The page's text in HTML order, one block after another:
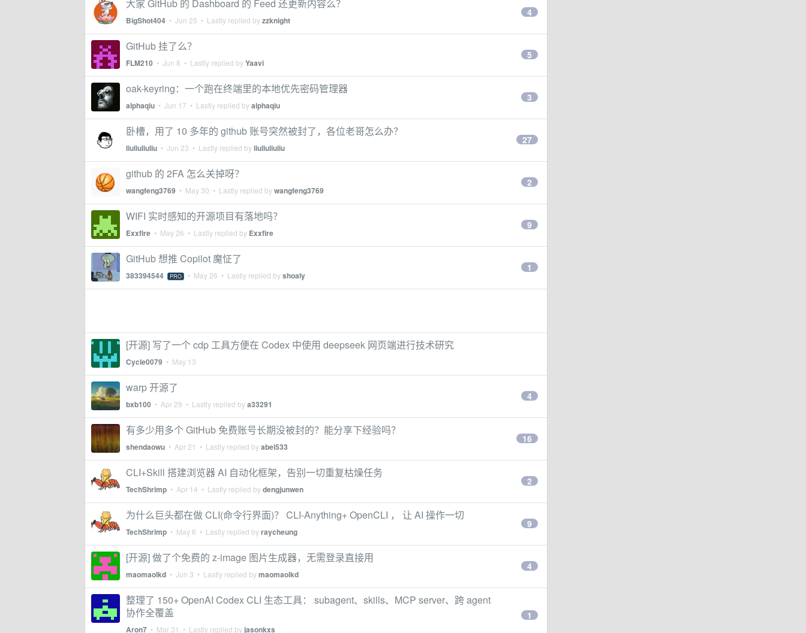
大家 GitHub 的 Dashboard 的 Feed 还更新内容么？
BigShot404 • Jun 25 • Lastly replied byzzknight
4
GitHub 挂了么？
FLM210 • Jun 8 • Lastly replied byYaavi
5
oak-keyring：一个跑在终端里的本地优先密码管理器
alphaqiu • Jun 17 • Lastly replied byalphaqiu
3
卧槽，用了 10 多年的 github 账号突然被封了，各位老哥怎么办？
liuliuliuliu • Jun 23 • Lastly replied byliuliuliuliu
27
github 的 2FA 怎么关掉呀？
wangfeng3769 • May 30 • Lastly replied bywangfeng3769
2
WIFI 实时感知的开源项目有落地吗？
Exxfire • May 26 • Lastly replied by Exxfire
9
GitHub 想推 Copilot 魔怔了
383394544 PRO • May 26 • Lastly replied byshoaly
1
[开源] 写了一个 cdp 工具方便在 Codex 中使用 deepseek 网页端进行技术研究
Cycle0079 • May 13
warp 开源了
bxb100 • Apr 29 • Lastly replied bya33291
4
有多少用多个 GitHub 免费账号长期没被封的？能分享下经验吗？
shendaowu • Apr 21 • Lastly replied byabel533
16
CLI+Skill 搭建浏览器 AI 自动化框架，告别一切重复枯燥任务
TechShrimp • Apr 14 • Lastly replied bydengjunwen
2
为什么巨头都在做 CLI(命令行界面)？ CLI-Anything+ OpenCLI ， 让 AI 操作一切
TechShrimp • May 6 • Lastly replied byraycheung
9
[开源] 做了个免费的 z-image 图片生成器，无需登录直接用
maomaolkd • Jun 3 • Lastly replied bymaomaolkd
4
整理了 150+ OpenAI Codex CLI 生态工具： subagent、skills、MCP server、跨 agent
协作全覆盖
Aron7 • Mar 31 • Lastly replied by jasonkxs
1